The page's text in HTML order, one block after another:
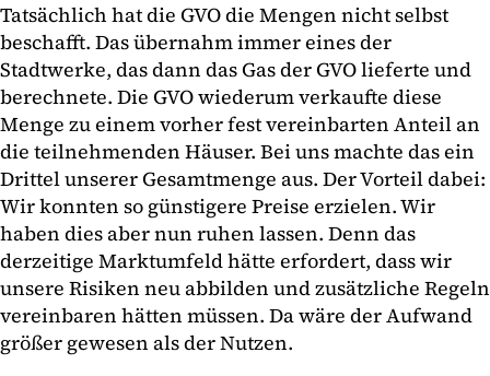
Tatsächlich hat die GVO die Mengen nicht selbst
beschafft. Das übernahm immer eines der
Stadtwerke, das dann das Gas der GVO lieferte und
berechnete. Die GVO wiederum verkaufte diese
Menge zu einem vorher fest vereinbarten Anteil an
die teilnehmenden Häuser. Bei uns machte das ein
Drittel unserer Gesamtmenge aus. Der Vorteil dabei:
Wir konnten so günstigere Preise erzielen. Wir
haben dies aber nun ruhen lassen. Denn das
derzeitige Marktumfeld hätte erfordert, dass wir
unsere Risiken neu abbilden und zusätzliche Regeln
vereinbaren hätten müssen. Da wäre der Aufwand
größer gewesen als der Nutzen.